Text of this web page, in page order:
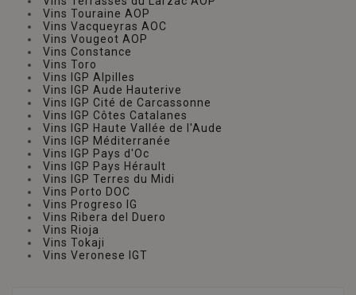
Vins Touraine AOP
Vins Vacqueyras AOC
Vins Vougeot AOP
Vins Constance
Vins Toro
Vins IGP Alpilles
Vins IGP Aude Hauterive
Vins IGP Cité de Carcassonne
Vins IGP Côtes Catalanes
Vins IGP Haute Vallée de l'Aude
Vins IGP Méditerranée
Vins IGP Pays d'Oc
Vins IGP Pays Hérault
Vins IGP Terres du Midi
Vins Porto DOC
Vins Progreso IG
Vins Ribera del Duero
Vins Rioja
Vins Tokaji
Vins Veronese IGT